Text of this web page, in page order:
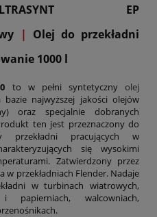
EP
| Olej do przekładni
1000 l
to w pełni syntetyczny olej
najwyższej jakości olejów
oraz specjalnie dobranych
ten jest przeznaczony do
przekładni pracujących w
się wysokimi
Zatwierdzony przez
przekładniach Flender. Nadaje
w turbinach wiatrowych,
papierniach, walcowniach,